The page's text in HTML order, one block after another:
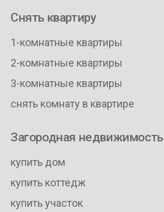
Снять квартиру
1-комнатные квартиры
2-комнатные квартиры
3-комнатные квартиры
снять комнату в квартире
Загородная недвижимость
купить дом
купить коттедж
купить участок